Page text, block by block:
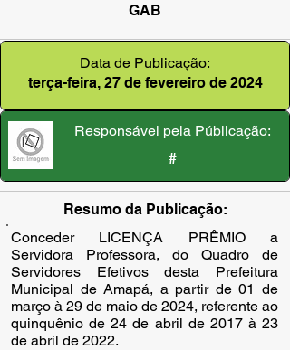
GAB
Data de Publicação:
terça-feira, 27 de fevereiro de 2024
Responsável pela Públicação:
#
Resumo da Publicação:
Conceder LICENÇA PRÊMIO a
Servidora Professora, do Quadro de
Servidores Efetivos desta Prefeitura
Municipal de Amapá, a partir de 01 de
março à 29 de maio de 2024, referente ao
quinquênio de 24 de abril de 2017 à 23
de abril de 2022.